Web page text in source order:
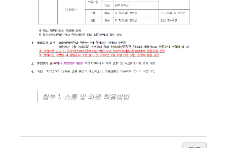
첨부 1. 스톨 및 와펜 착용방법